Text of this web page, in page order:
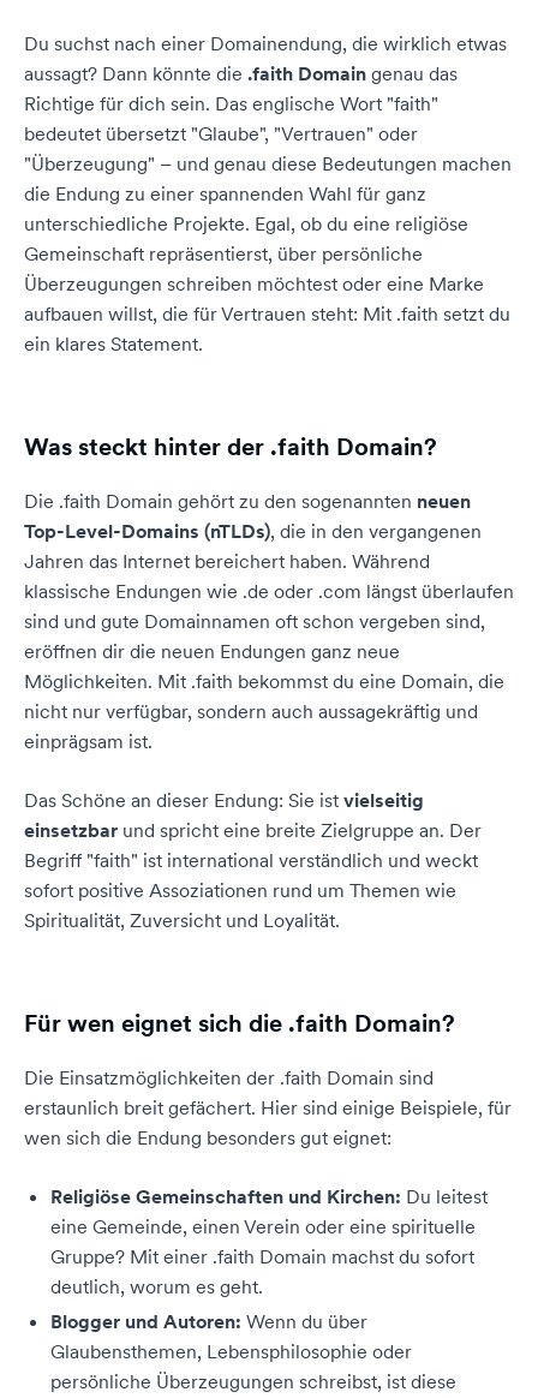
Du suchst nach einer Domainendung, die wirklich etwas
aussagt? Dann könnte die .faith Domain genau das
Richtige für dich sein. Das englische Wort "faith"
bedeutet übersetzt "Glaube", "Vertrauen" oder
"Überzeugung" – und genau diese Bedeutungen machen
die Endung zu einer spannenden Wahl für ganz
unterschiedliche Projekte. Egal, ob du eine religiöse
Gemeinschaft repräsentierst, über persönliche
Überzeugungen schreiben möchtest oder eine Marke
aufbauen willst, die für Vertrauen steht: Mit .faith setzt du
ein klares Statement.
Was steckt hinter der .faith Domain?
Die .faith Domain gehört zu den sogenannten neuen
Top-Level-Domains (nTLDs), die in den vergangenen
Jahren das Internet bereichert haben. Während
klassische Endungen wie .de oder .com längst überlaufen
sind und gute Domainnamen oft schon vergeben sind,
eröffnen dir die neuen Endungen ganz neue
Möglichkeiten. Mit .faith bekommst du eine Domain, die
nicht nur verfügbar, sondern auch aussagekräftig und
einprägsam ist.
Das Schöne an dieser Endung: Sie ist vielseitig
einsetzbar und spricht eine breite Zielgruppe an. Der
Begriff "faith" ist international verständlich und weckt
sofort positive Assoziationen rund um Themen wie
Spiritualität, Zuversicht und Loyalität.
Für wen eignet sich die .faith Domain?
Die Einsatzmöglichkeiten der .faith Domain sind
erstaunlich breit gefächert. Hier sind einige Beispiele, für
wen sich die Endung besonders gut eignet:
Religiöse Gemeinschaften und Kirchen: Du leitest
eine Gemeinde, einen Verein oder eine spirituelle
Gruppe? Mit einer .faith Domain machst du sofort
deutlich, worum es geht.
Blogger und Autoren: Wenn du über
Glaubensthemen, Lebensphilosophie oder
persönliche Überzeugungen schreibst, ist diese